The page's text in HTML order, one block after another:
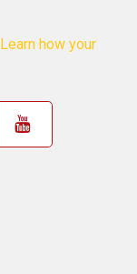
Learn how your